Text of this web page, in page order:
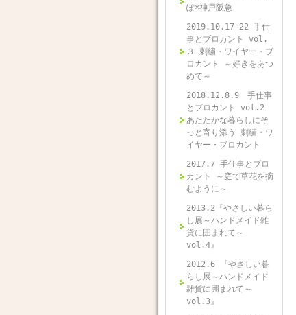
ぽ×神戸阪急
2019.10.17-22 手仕
事とブロカント vol.
３ 刺繍・ワイヤー・ブ
ロカント ～好きをあつ
めて～
2018.12.8.9 手仕事
とブロカント vol.2
あたたかな暮らしにそ
っと寄り添う 刺繍・ワ
イヤー・ブロカント
2017.7 手仕事とブロ
カント ～庭で草花を摘
むように～
2013.2『やさしい暮ら
し展～ハンドメイド雑
貨に囲まれて～
vol.4』
2012.6 『やさしい暮
らし展～ハンドメイド
雑貨に囲まれて～
vol.3』